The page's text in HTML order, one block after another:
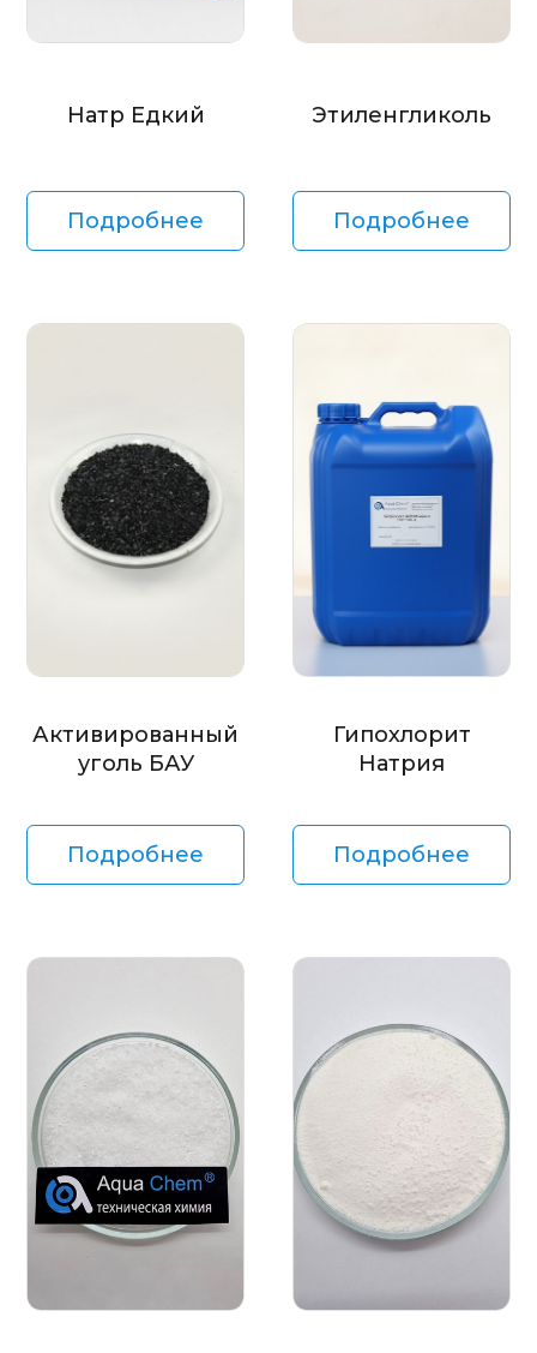
Натр Едкий
Подробнее
Этиленгликоль
Подробнее
Активированный
уголь БАУ
Подробнее
Гипохлорит
Натрия
Подробнее